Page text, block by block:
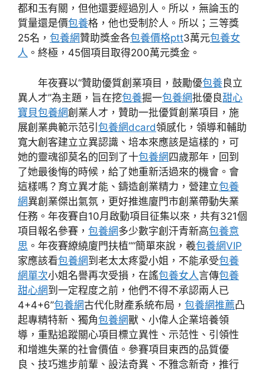
都和玉有關，但他還要經過別人。所以，無論玉的
質量還是價包養格，他也受制於人。所以；三等獎
25名， 包養網贊助獎金各包養價格ptt3萬元包養女
人 。終極，45個項目取得200萬元獎金。
年夜賽以“贊助優質創業項目，鼓勵優包養良立
異人才”為主題，旨在挖包養掘一包養網批優良甜心
寶貝包養網創業人才，贊助一批優質創業項目，施
展創業典範示范引 包養網dcard領感化，領導和輔助
寬大創客建立立異認識、培本來應該是這樣的，可
她的靈魂卻莫名的回到了十包養網四歲那年，回到
了她最後悔的時候，給了她重新活過來的機會。會
這樣嗎？育立異才能、鑄造創業精力，營建立包養
網異創業傑出氣氛，更好推進廈門市創業帶動失業
任務。年夜賽自10月啟動項目征集以來，共有321個
項目報名參賽， 包養網多少數字創汗青新高包養意
思 。年夜賽繚繞廈門扶植““簡單來說，羲包養網VIP
家應該看包養網到老太太疼愛小姐，不能承受包養
網單次小姐名譽再次受損，在謠包養女人言傳包養
甜心網到一定程度之前，他們不得不承認兩人已
4+4+6”包養網古代化財產系統布局， 包養網推薦凸
起專精特新、獨角包養網獸、小偉人企業培養領
導，重點追蹤關心項目標立異性、示范性、引領性
和增進失業的社會價值。參賽項目東西的品質優
良、技巧進步前輩、設法奇異、不雅念新奇，推行